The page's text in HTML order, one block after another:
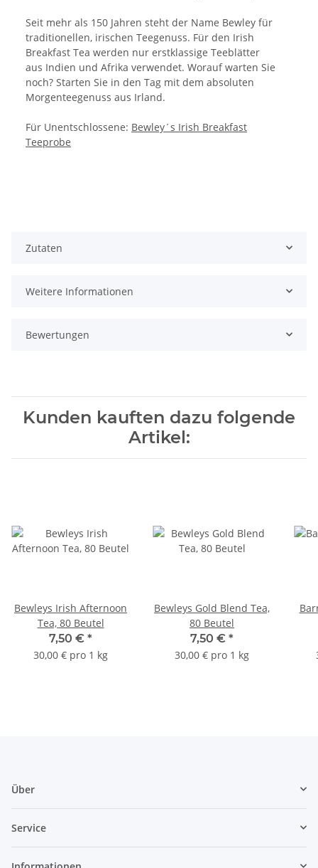
Seit mehr als 150 Jahren steht der Name Bewley für
traditionellen, irischen Teegenuss. Für den Irish
Breakfast Tea werden nur erstklassige Teeblätter
aus Indien und Afrika verwendet. Worauf warten Sie
noch? Starten Sie in den Tag mit dem absoluten
Morgenteegenuss aus Irland.
Für Unentschlossene: Bewley´s Irish Breakfast
Teeprobe
Zutaten
Weitere Informationen
Bewertungen
Kunden kauften dazu folgende
Artikel:
Bewleys Irish Afternoon
Tea, 80 Beutel
7,50 € *
30,00 € pro 1 kg
Bewleys Gold Blend Tea,
80 Beutel
7,50 € *
30,00 € pro 1 kg
Über
Service